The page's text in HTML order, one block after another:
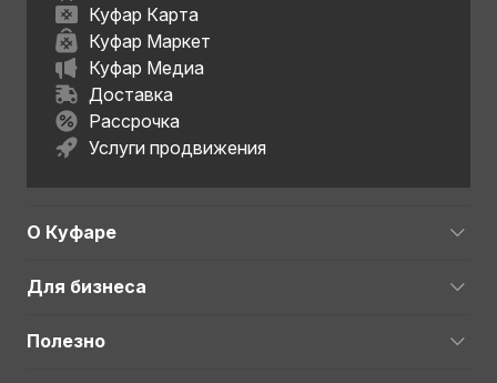
Куфар Карта
Куфар Маркет
Куфар Медиа
Доставка
Рассрочка
Услуги продвижения
О Куфаре
Для бизнеса
Полезно